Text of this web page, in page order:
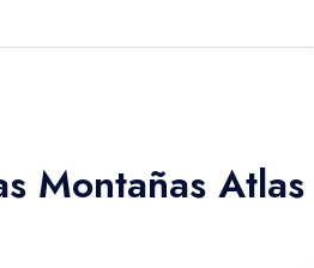
Montañas Atlas